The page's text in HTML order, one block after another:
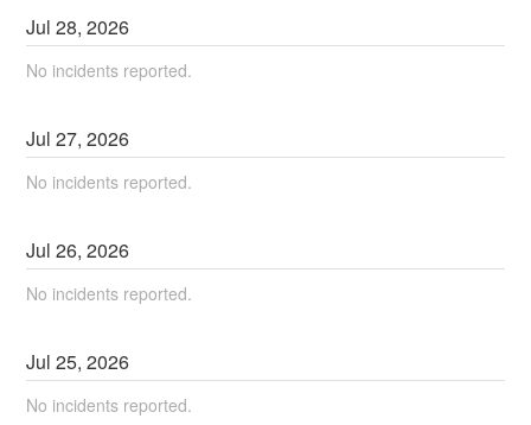
Jul28,2026
No incidents reported.
Jul27,2026
No incidents reported.
Jul26,2026
No incidents reported.
Jul25,2026
No incidents reported.